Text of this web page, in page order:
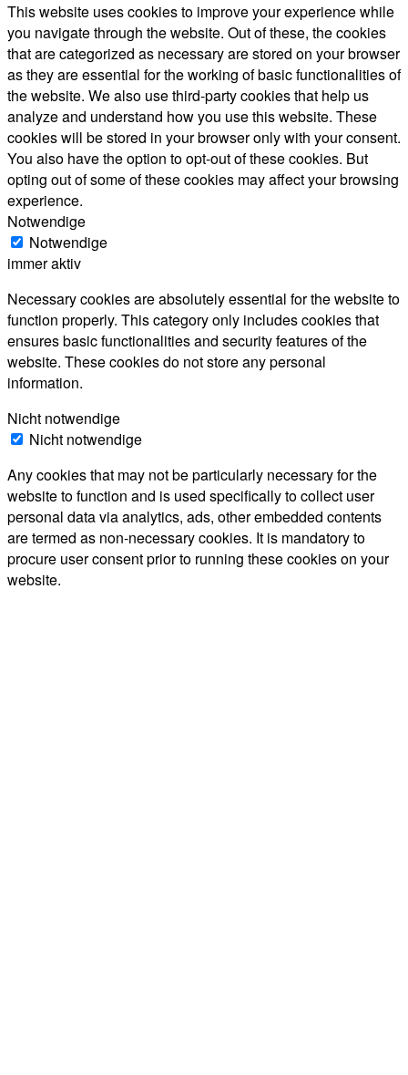
This website uses cookies to improve your experience while
you navigate through the website. Out of these, the cookies
that are categorized as necessary are stored on your browser
as they are essential for the working of basic functionalities of
the website. We also use third-party cookies that help us
analyze and understand how you use this website. These
cookies will be stored in your browser only with your consent.
You also have the option to opt-out of these cookies. But
opting out of some of these cookies may affect your browsing
experience.
Notwendige
Notwendige
immer aktiv
Necessary cookies are absolutely essential for the website to
function properly. This category only includes cookies that
ensures basic functionalities and security features of the
website. These cookies do not store any personal
information.
Nicht notwendige
Nicht notwendige
Any cookies that may not be particularly necessary for the
website to function and is used specifically to collect user
personal data via analytics, ads, other embedded contents
are termed as non-necessary cookies. It is mandatory to
procure user consent prior to running these cookies on your
website.